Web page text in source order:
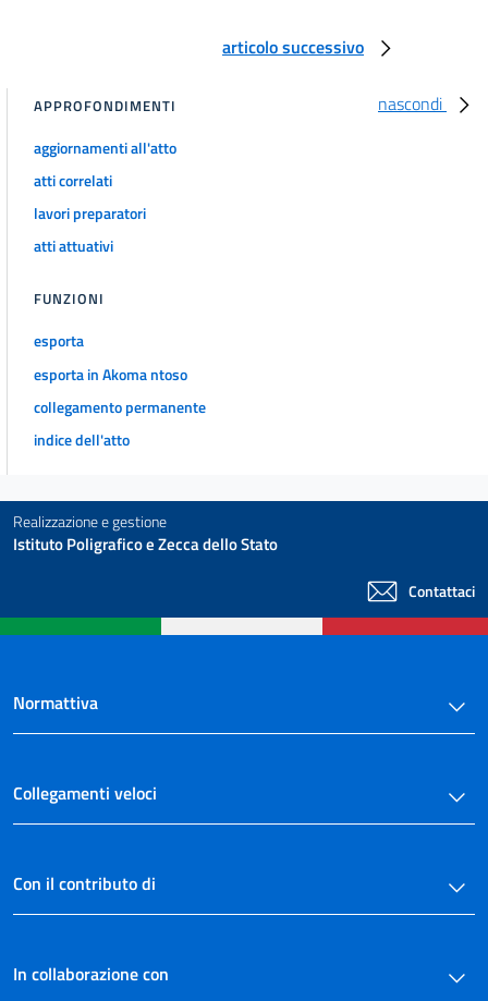
articolo successivo
nascondi
APPROFONDIMENTI
aggiornamenti all'atto
atti correlati
lavori preparatori
atti attuativi
FUNZIONI
esporta
esporta in Akoma ntoso
collegamento permanente
indice dell'atto
Realizzazione e gestione
Istituto Poligrafico e Zecca dello Stato
Contattaci
Normattiva
Collegamenti veloci
Con il contributo di
In collaborazione con